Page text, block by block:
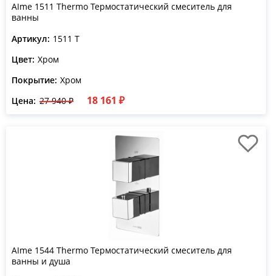
АIme 1511 Thermo Термостатический смеситель для
ванны
Артикул: 1511 T
Цвет: Хром
Покрытие: Хром
Цена: 27 940 ₽ 18 161 ₽
АIme 1544 Thermo Термостатический смеситель для
ванны и душа